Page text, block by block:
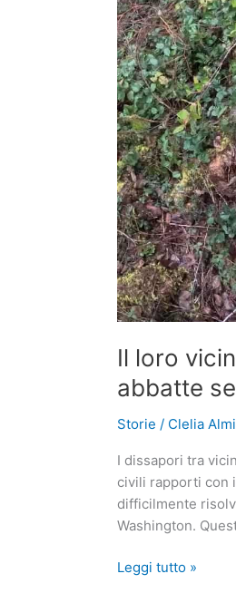
la
porta
fanno
la
guardia
alla
mamma
Il loro
abbatte
Storie / Clelia
I dissapori tra
civili rapporti con
difficilmente
Washington.
Il
Leggi tutto »